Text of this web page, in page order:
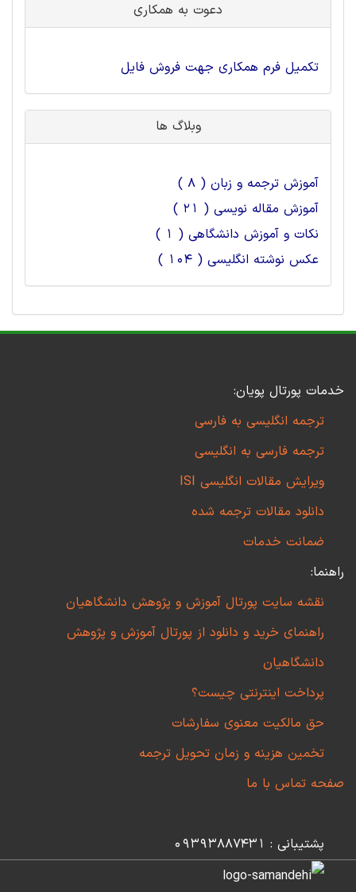
دعوت به همکاری
تکمیل فرم همکاری جهت فروش فایل
وبلاگ ها
آموزش ترجمه و زبان ( 8 )
آموزش مقاله نویسی ( 21 )
نکات و آموزش دانشگاهی ( 1 )
عکس نوشته انگلیسی ( 104 )
خدمات پورتال پویان:
ترجمه انگلیسی به فارسی
ترجمه فارسی به انگلیسی
ویرایش مقالات انگلیسی ISI
دانلود مقالات ترجمه شده
ضمانت خدمات
راهنما:
نقشه سایت پورتال آموزش و پژوهش دانشگاهیان
راهنمای خرید و دانلود از پورتال آموزش و پژوهش
دانشگاهیان
پرداخت اینترنتی چیست؟
حق مالکیت معنوی سفارشات
تخمین هزینه و زمان تحویل ترجمه
صفحه تماس با ما
پشتیبانی : 09393887431